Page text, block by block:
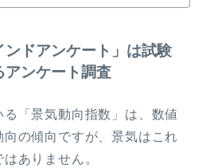
ンドアンケート」は試験
アンケート調査
「景気動向指数」は、数値
の傾向ですが、景気はこれ
ありません。